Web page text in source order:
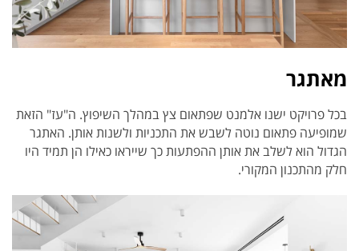
מאתגר
בכל פרויקט ישנו אלמנט שפתאום צץ במהלך השיפוץ. ה"עז" הזאת
שמופיעה פתאום נוטה לשבש את התכניות ולשנות אותן. האתגר
הגדול הוא לשלב את אותן ההפתעות כך שייראו כאילו הן תמיד היו
חלק מהתכנון המקורי.